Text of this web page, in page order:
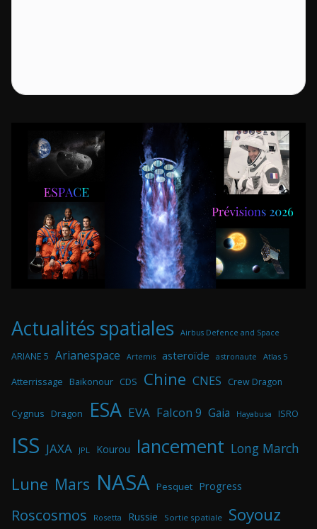
Actualités spatiales Airbus Defence and Space
ARIANE 5 Arianespace Artemis asteroïde astronaute Atlas 5
Atterrissage Baikonour CDS Chine CNES Crew Dragon
Cygnus Dragon ESA EVA Falcon 9 Gaia Hayabusa ISRO
ISS JAXA JPL Kourou lancement Long March
Lune Mars NASA Pesquet Progress
Roscosmos Rosetta Russie Sortie spatiale Soyouz